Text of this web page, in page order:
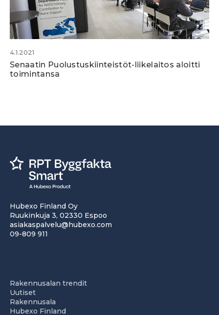
4.1.2021
Senaatin Puolustuskiinteistöt-liikelaitos aloitti
toimintansa
Hubexo Finland Oy
Ruukinkuja 3, 02330 Espoo
asiakaspalvelu@hubexo.com
09-809 911
Rakennusalan trendit
Uutiset
Rakennusala
Hubexo Finland